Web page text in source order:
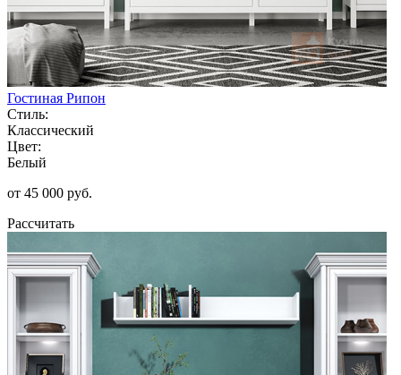
Гостиная Рипон
Стиль:
Классический
Цвет:
Белый
от 45 000 руб.
Рассчитать